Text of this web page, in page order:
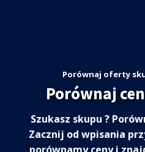
Porównaj oferty
Porównaj
Szukasz skupu ?
Zacznij od wpisania